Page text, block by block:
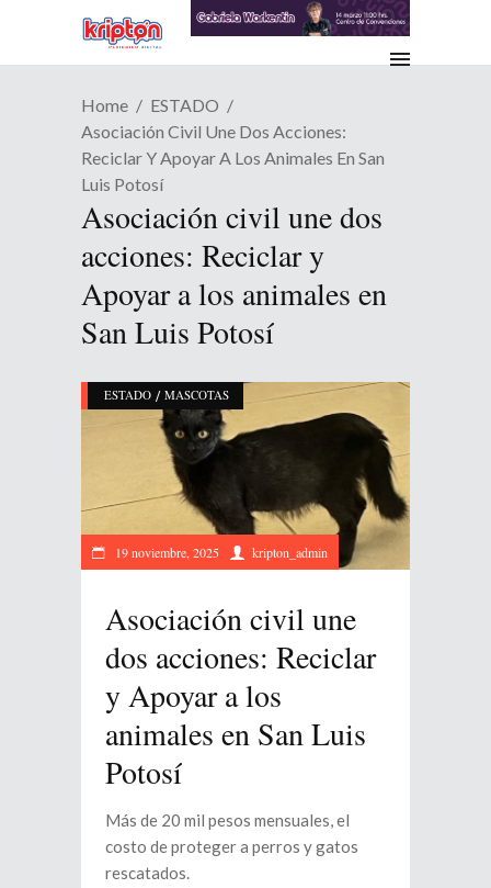
Home
ESTADO
Asociación Civil Une Dos Acciones:
Reciclar Y Apoyar A Los Animales En San
Luis Potosí
Asociación civil une dos
acciones: Reciclar y
Apoyar a los animales en
San Luis Potosí
ESTADO / MASCOTAS
19 noviembre, 2025 kripton_admin
Asociación civil une
dos acciones: Reciclar
y Apoyar a los
animales en San Luis
Potosí
Más de 20 mil pesos mensuales, el
costo de proteger a perros y gatos
rescatados.